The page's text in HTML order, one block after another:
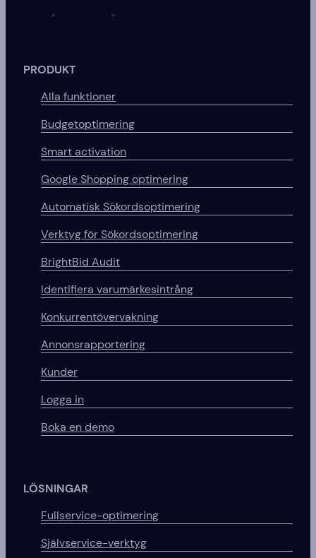
PRODUKT
Alla funktioner
Budgetoptimering
Smart activation
Google Shopping optimering
Automatisk Sökordsoptimering
Verktyg för Sökordsoptimering
BrightBid Audit
Identifiera varumärkesintrång
Konkurrentövervakning
Annonsrapportering
Kunder
Logga in
Boka en demo
LÖSNINGAR
Fullservice-optimering
Självservice-verktyg